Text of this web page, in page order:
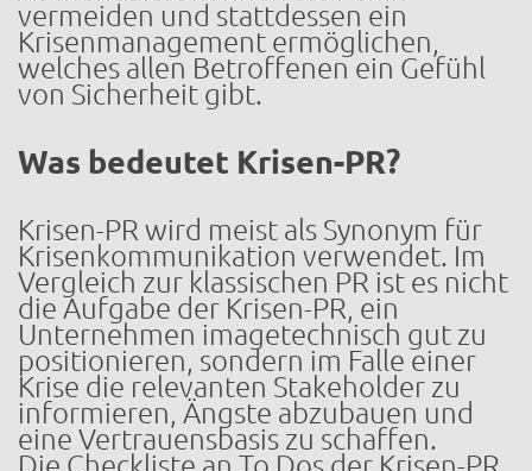
vermeiden und stattdessen ein
Krisenmanagement ermöglichen,
welches allen Betroffenen ein Gefühl
von Sicherheit gibt.
Was bedeutet Krisen-PR?
Krisen-PR wird meist als Synonym für
Krisenkommunikation verwendet. Im
Vergleich zur klassischen PR ist es nicht
die Aufgabe der Krisen-PR, ein
Unternehmen imagetechnisch gut zu
positionieren, sondern im Falle einer
Krise die relevanten Stakeholder zu
informieren, Ängste abzubauen und
eine Vertrauensbasis zu schaffen.